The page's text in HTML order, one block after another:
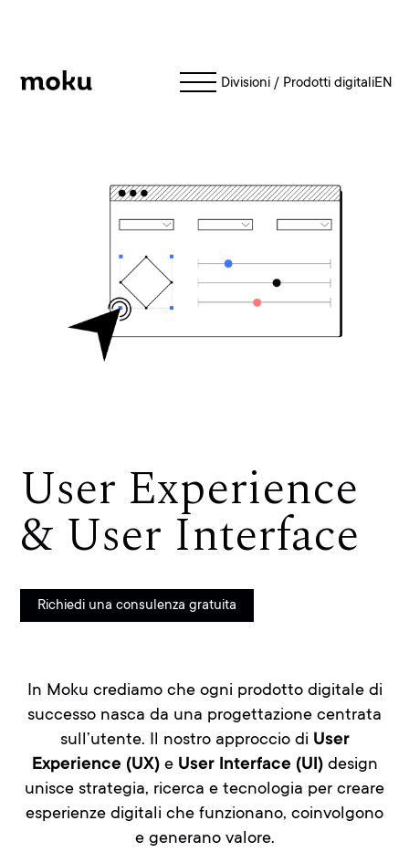
Divisioni / Prodotti digitaliEN
User Experience
& User Interface
Richiedi una consulenza gratuita
In Moku crediamo che ogni prodotto digitale di
successo nasca da una progettazione centrata
sull’utente. Il nostro approccio di User
Experience (UX)e User Interface (UI)design
unisce strategia, ricerca e tecnologia per creare
esperienze digitali che funzionano, coinvolgono
e generano valore.